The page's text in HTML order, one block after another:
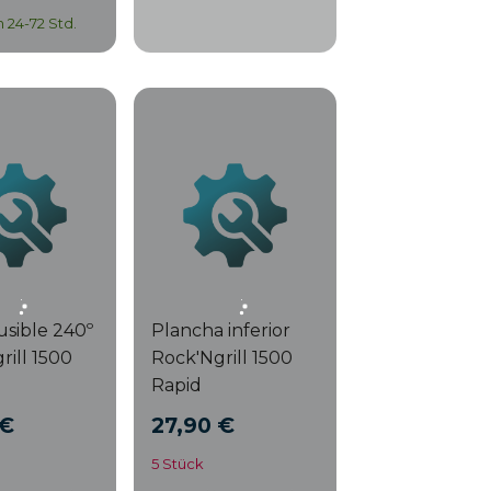
24-72 Std.
240º
1500
Plancha inferior
Rock'Ngrill 1500
Rapid
27,90 €
5 Stück